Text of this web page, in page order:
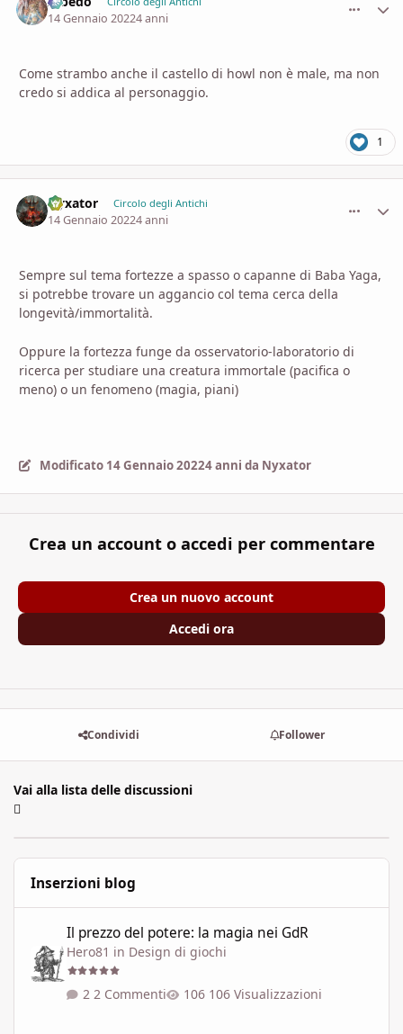
14 Gennaio 20224 anni
Come strambo anche il castello di howl non è male, ma non
credo si addica al personaggio.
1
Nyxator Circolo degli Antichi
14 Gennaio 20224 anni
Sempre sul tema fortezze a spasso o capanne di Baba Yaga,
si potrebbe trovare un aggancio col tema cerca della
longevità/immortalità.
Oppure la fortezza funge da osservatorio-laboratorio di
ricerca per studiare una creatura immortale (pacifica o
meno) o un fenomeno (magia, piani)
Modificato 14 Gennaio 20224 anni da Nyxator
Crea un account o accedi per commentare
Crea un nuovo account
Accedi ora
Condividi Follower
Vai alla lista delle discussioni
Inserzioni blog
Il prezzo del potere: la magia nei GdR
Hero81 in Design di giochi
2 Commenti 106 Visualizzazioni